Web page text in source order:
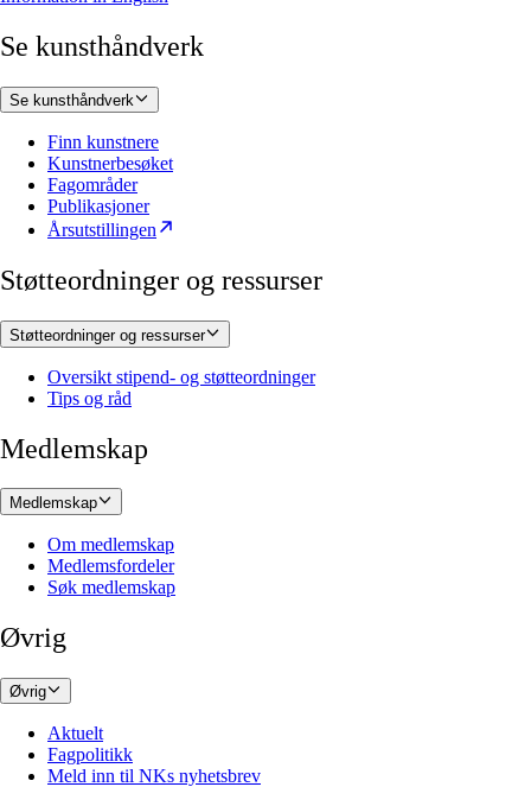
Se kunsthåndverk
Se kunsthåndverk
Finn kunstnere
Kunstnerbesøket
Fagområder
Publikasjoner
Årsutstillingen
Støtteordninger og ressurser
Støtteordninger og ressurser
Oversikt stipend- og støtteordninger
Tips og råd
Medlemskap
Medlemskap
Om medlemskap
Medlemsfordeler
Søk medlemskap
Øvrig
Øvrig
Aktuelt
Fagpolitikk
Meld inn til NKs nyhetsbrev